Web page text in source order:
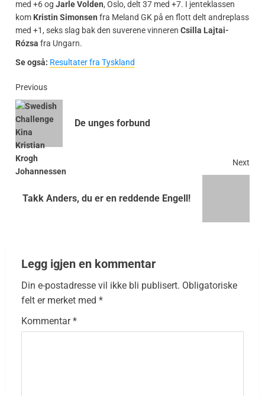
med +6 og Jarle Volden, Oslo, delt 37 med +7. I jenteklassen
kom Kristin Simonsen fra Meland GK på en flott delt andreplass
med +1, seks slag bak den suverene vinneren Csilla Lajtai-
Rózsa fra Ungarn.
Se også: Resultater fra Tyskland
Previous
De unges forbund
Next
Takk Anders, du er en reddende Engell!
Legg igjen en kommentar
Din e-postadresse vil ikke bli publisert. Obligatoriske
felt er merket med *
Kommentar*